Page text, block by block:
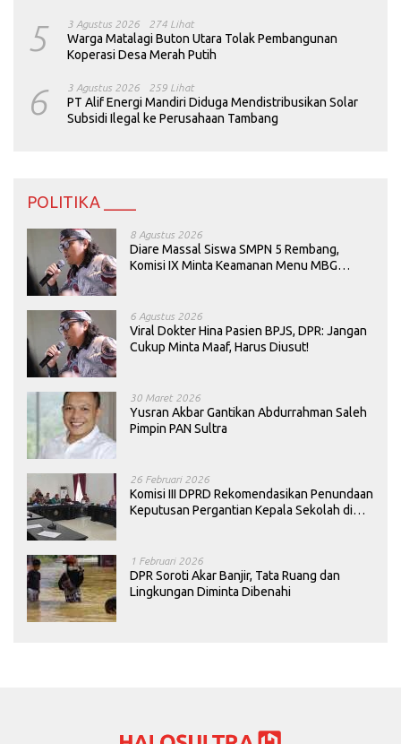
5 3 Agustus 2026 274 Lihat
Warga Matalagi Buton Utara Tolak Pembangunan
Koperasi Desa Merah Putih
6 3 Agustus 2026 259 Lihat
PT Alif Energi Mandiri Diduga Mendistribusikan Solar
Subsidi Ilegal ke Perusahaan Tambang
POLITIKA ____
8 Agustus 2026
Diare Massal Siswa SMPN 5 Rembang,
Komisi IX Minta Keamanan Menu MBG
6 Agustus 2026
Viral Dokter Hina Pasien BPJS, DPR: Jangan
Cukup Minta Maaf, Harus Diusut!
30 Maret 2026
Yusran Akbar Gantikan Abdurrahman Saleh
Pimpin PAN Sultra
26 Februari 2026
Komisi III DPRD Rekomendasikan Penundaan
Keputusan Pergantian Kepala Sekolah di
1 Februari 2026
DPR Soroti Akar Banjir, Tata Ruang dan
Lingkungan Diminta Dibenahi